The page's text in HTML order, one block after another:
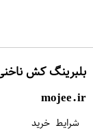
بلبرینگ کش ناخنی
mojee.ir
شرایط خرید